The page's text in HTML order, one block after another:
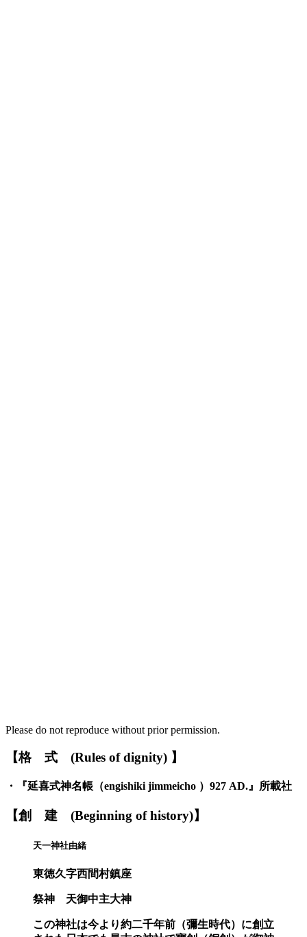
Please do not reproduce without prior permission.
【格 式 (Rules of dignity) 】
・『延喜式神名帳 （engishiki jimmeicho ） 927 AD. 』 所載社
【創 建 (Beginning of history)】
天一神社由緒
東徳久字西間村鎮座
祭神 天御中主大神
この神社は今より約二千年前（彌生時代）に創立